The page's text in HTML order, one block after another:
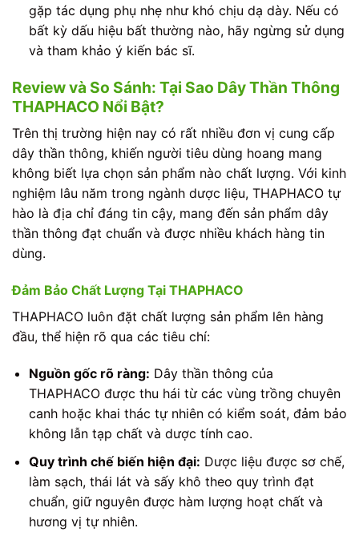
gặp tác dụng phụ nhẹ như khó chịu dạ dày. Nếu có
bất kỳ dấu hiệu bất thường nào, hãy ngừng sử dụng
và tham khảo ý kiến bác sĩ.
Review và So Sánh: Tại Sao Dây Thần Thông
THAPHACO Nổi Bật?
Trên thị trường hiện nay có rất nhiều đơn vị cung cấp
dây thần thông, khiến người tiêu dùng hoang mang
không biết lựa chọn sản phẩm nào chất lượng. Với kinh
nghiệm lâu năm trong ngành dược liệu, THAPHACO tự
hào là địa chỉ đáng tin cậy, mang đến sản phẩm dây
thần thông đạt chuẩn và được nhiều khách hàng tin
dùng.
Đảm Bảo Chất Lượng Tại THAPHACO
THAPHACO luôn đặt chất lượng sản phẩm lên hàng
đầu, thể hiện rõ qua các tiêu chí:
Nguồn gốc rõ ràng: Dây thần thông của
THAPHACO được thu hái từ các vùng trồng chuyên
canh hoặc khai thác tự nhiên có kiểm soát, đảm bảo
không lẫn tạp chất và dược tính cao.
Quy trình chế biến hiện đại: Dược liệu được sơ chế,
làm sạch, thái lát và sấy khô theo quy trình đạt
chuẩn, giữ nguyên được hàm lượng hoạt chất và
hương vị tự nhiên.